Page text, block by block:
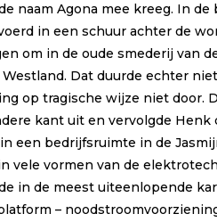
naam Agona mee kreeg. In
in een schuur achter de
om in de oude smederij van
Dat duurde echter
op tragische wijze niet door.
kant uit en vervolgde
een bedrijfsruimte in de
vele vormen van de
in de meest uiteenlopende
–